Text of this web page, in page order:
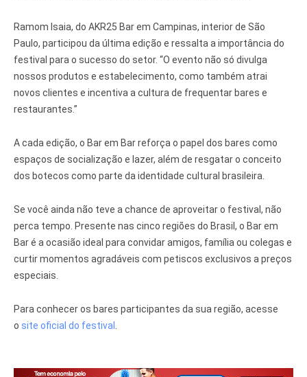
Ramom Isaia, do AKR25 Bar em Campinas, interior de São
Paulo, participou da última edição e ressalta a importância do
festival para o sucesso do setor. “O evento não só divulga
nossos produtos e estabelecimento, como também atrai
novos clientes e incentiva a cultura de frequentar bares e
restaurantes.”
A cada edição, o Bar em Bar reforça o papel dos bares como
espaços de socialização e lazer, além de resgatar o conceito
dos botecos como parte da identidade cultural brasileira.
Se você ainda não teve a chance de aproveitar o festival, não
perca tempo. Presente nas cinco regiões do Brasil, o Bar em
Bar é a ocasião ideal para convidar amigos, família ou colegas e
curtir momentos agradáveis com petiscos exclusivos a preços
especiais.
Para conhecer os bares participantes da sua região, acesse
o site oficial do festival .